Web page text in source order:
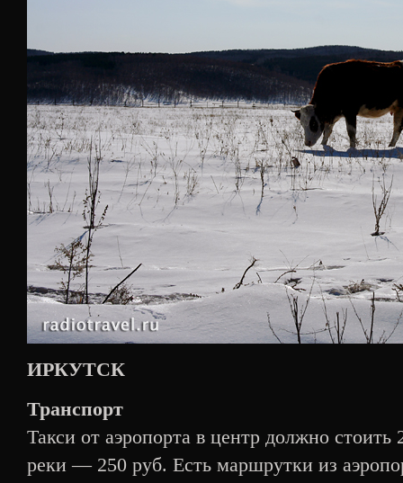
ИРКУТСК
Транспорт
Такси от аэропорта в центр должно
реки — 250 руб. Есть маршрутки из